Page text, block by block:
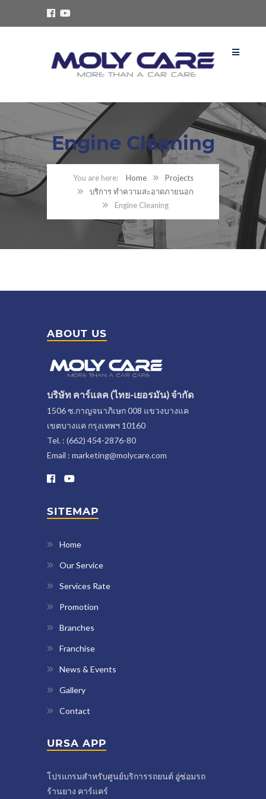
Engine Cleaning
Home
Projects
บริการ ทำความสะอาดภายนอก
Engine Cleaning
ABOUT US
บริษัท คาร์แลค (ไทย-เยอรมัน) จำกัด
1506 ซ.กาญจนาภิเษก 008 แขวงบางแค
เขตบางแค กรุงเทพฯ 10160
Tel. : (662) 454-2876-80
Email : marketing@molycare.com
SITEMAP
Home
Our Service
Services Rate
Promotion
Branches
Franchise
News & Events
Gallery
Contact
URSA APP
โปรแกรมสำหรับศูนย์บริการรถยนต์ อู่ซ่อมรถ
ร้านยาง คาร์แคร์